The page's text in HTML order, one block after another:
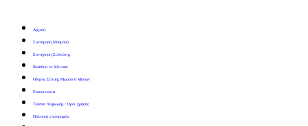
Αρχική
Συντήρηση Μπαμπού
Συντήρηση Σιλικόνης
Bamboo vs Silicone
Οδηγός Σίτισης Μωρού 6 Μηνών
Επικοινωνία
Τρόποι πληρωμής / Όροι χρήσης
Πολιτική επιστροφών